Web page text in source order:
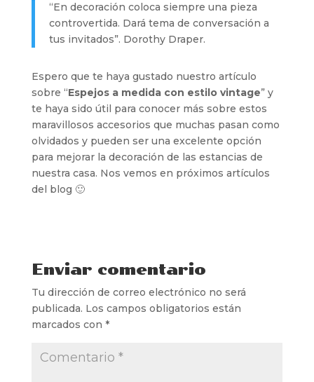
“En decoración coloca siempre una pieza
controvertida. Dará tema de conversación a
tus invitados”. Dorothy Draper.
Espero que te haya gustado nuestro artículo
sobre “Espejos a medida con estilo vintage” y
te haya sido útil para conocer más sobre estos
maravillosos accesorios que muchas pasan como
olvidados y pueden ser una excelente opción
para mejorar la decoración de las estancias de
nuestra casa. Nos vemos en próximos artículos
del blog 🙂
Enviar comentario
Tu dirección de correo electrónico no será
publicada. Los campos obligatorios están
marcados con *